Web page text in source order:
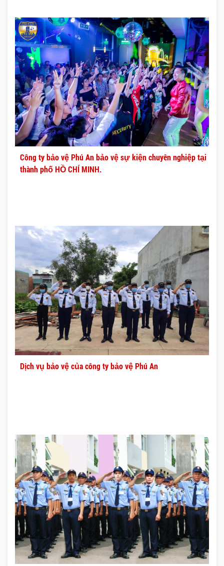
Công ty bảo vệ Phú An bảo vệ sự kiện chuyên nghiệp tại
thành phố HỒ CHÍ MINH.
Dịch vụ bảo vệ của công ty bảo vệ Phú An